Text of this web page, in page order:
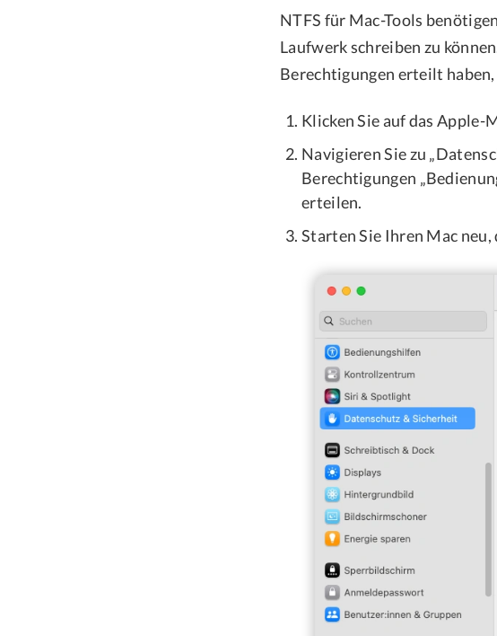
NTFS für Mac-Tools
Laufwerk schreiben zu
Berechtigungen erteilt
Klicken Sie auf das Apple-
Navigieren Sie zu
Berechtigungen
erteilen.
Starten Sie Ihren Mac